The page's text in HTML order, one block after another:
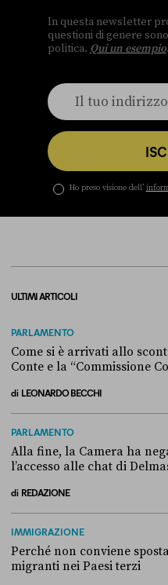
In questa newsletter
questioni di genere
politica. Qui un esempio.
Ho preso visione dell’
ULTIMI ARTICOLI
PARLAMENTO
Come si è arrivati allo
Conte e la “Commissione
di LEONARDO BECCHI
PARLAMENTO
Alla fine, la Camera ha
l’accesso alle chat di
di REDAZIONE
IMMIGRAZIONE
Perché non conviene
migranti nei Paesi terzi